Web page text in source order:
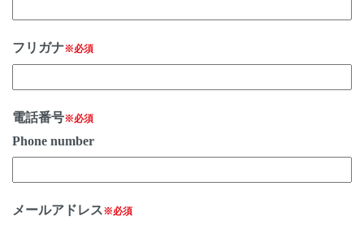
フリガナ※必須
電話番号※必須
Phone number
メールアドレス※必須